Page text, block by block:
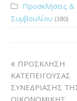
Προσκλήσεις
Συμβουλίου (380)
ΠΡΟΣΚΛΗΣΗ
ΚΑΤΕΠΕΙΓΟΥΣΑΣ
ΣΥΝΕΔΡΙΑΣΗΣ
ΟΙΚΟΝΟΜΙΚΗΣ